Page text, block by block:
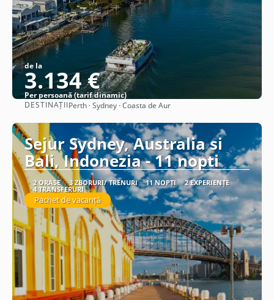
de la
3.134 €
Per persoană (tarif dinamic)
Vezi detalii
DESTINAȚIIPerth · Sydney · Coasta de Aur
Sejur Sydney, Australia si
Bali, Indonezia - 11 nopti
2 ORAȘE 3 ZBORURI/ TRENURI 11 NOPȚI 2 EXPERIENȚE
4 TRANSFERURI
Pachet de vacanță